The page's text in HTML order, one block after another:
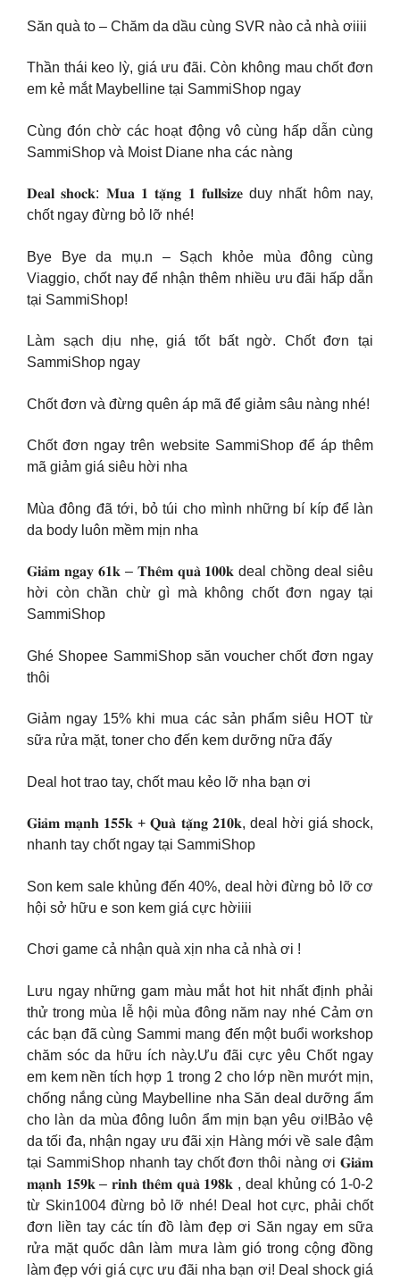
Săn quà to – Chăm da dầu cùng SVR nào cả nhà ơiiii
Thần thái keo lỳ, giá ưu đãi. Còn không mau chốt đơn
em kẻ mắt Maybelline tại SammiShop ngay
Cùng đón chờ các hoạt động vô cùng hấp dẫn cùng
SammiShop và Moist Diane nha các nàng
𝐃𝐞𝐚𝐥 𝐬𝐡𝐨𝐜𝐤: 𝐌𝐮𝐚 𝟏 𝐭𝐚̣̆𝐧𝐠 𝟏 𝐟𝐮𝐥𝐥𝐬𝐢𝐳𝐞 duy nhất hôm nay,
chốt ngay đừng bỏ lỡ nhé!
Bye Bye da mụ.n – Sạch khỏe mùa đông cùng
Viaggio, chốt nay để nhận thêm nhiều ưu đãi hấp dẫn
tại SammiShop!
Làm sạch dịu nhẹ, giá tốt bất ngờ. Chốt đơn tại
SammiShop ngay
Chốt đơn và đừng quên áp mã để giảm sâu nàng nhé!
Chốt đơn ngay trên website SammiShop để áp thêm
mã giảm giá siêu hời nha
Mùa đông đã tới, bỏ túi cho mình những bí kíp để làn
da body luôn mềm mịn nha
𝐆𝐢𝐚̉𝐦 𝐧𝐠𝐚𝐲 𝟔𝟏𝐤 – 𝐓𝐡𝐞̂𝐦 𝐪𝐮𝐚̀ 𝟏𝟎𝟎𝐤 deal chồng deal siêu
hời còn chần chừ gì mà không chốt đơn ngay tại
SammiShop
Ghé Shopee SammiShop săn voucher chốt đơn ngay
thôi
Giảm ngay 15% khi mua các sản phẩm siêu HOT từ
sữa rửa mặt, toner cho đến kem dưỡng nữa đấy
Deal hot trao tay, chốt mau kẻo lỡ nha bạn ơi
𝐆𝐢𝐚̉𝐦 𝐦𝐚̣𝐧𝐡 𝟏𝟓𝟓𝐤 + 𝐐𝐮𝐚̀ 𝐭𝐚̣̆𝐧𝐠 𝟐𝟏𝟎𝐤, deal hời giá shock,
nhanh tay chốt ngay tại SammiShop
Son kem sale khủng đến 40%, deal hời đừng bỏ lỡ cơ
hội sở hữu e son kem giá cực hờiiii
Chơi game cả nhận quà xịn nha cả nhà ơi !
Lưu ngay những gam màu mắt hot hit nhất định phải
thử trong mùa lễ hội mùa đông năm nay nhé Cảm ơn
các bạn đã cùng Sammi mang đến một buổi workshop
chăm sóc da hữu ích này.Ưu đãi cực yêu Chốt ngay
em kem nền tích hợp 1 trong 2 cho lớp nền mướt mịn,
chống nắng cùng Maybelline nha Săn deal dưỡng ẩm
cho làn da mùa đông luôn ẩm mịn bạn yêu ơi!Bảo vệ
da tối đa, nhận ngay ưu đãi xịn Hàng mới về sale đậm
tại SammiShop nhanh tay chốt đơn thôi nàng ơi 𝐆𝐢𝐚̉𝐦
𝐦𝐚̣𝐧𝐡 𝟏𝟓𝟗𝐤 – 𝐫𝐢𝐧𝐡 𝐭𝐡𝐞̂𝐦 𝐪𝐮𝐚̀ 𝟏𝟗𝟖𝐤 , deal khủng có 1-0-2
từ Skin1004 đừng bỏ lỡ nhé! Deal hot cực, phải chốt
đơn liền tay các tín đồ làm đẹp ơi Săn ngay em sữa
rửa mặt quốc dân làm mưa làm gió trong cộng đồng
làm đẹp với giá cực ưu đãi nha bạn ơi! Deal shock giá